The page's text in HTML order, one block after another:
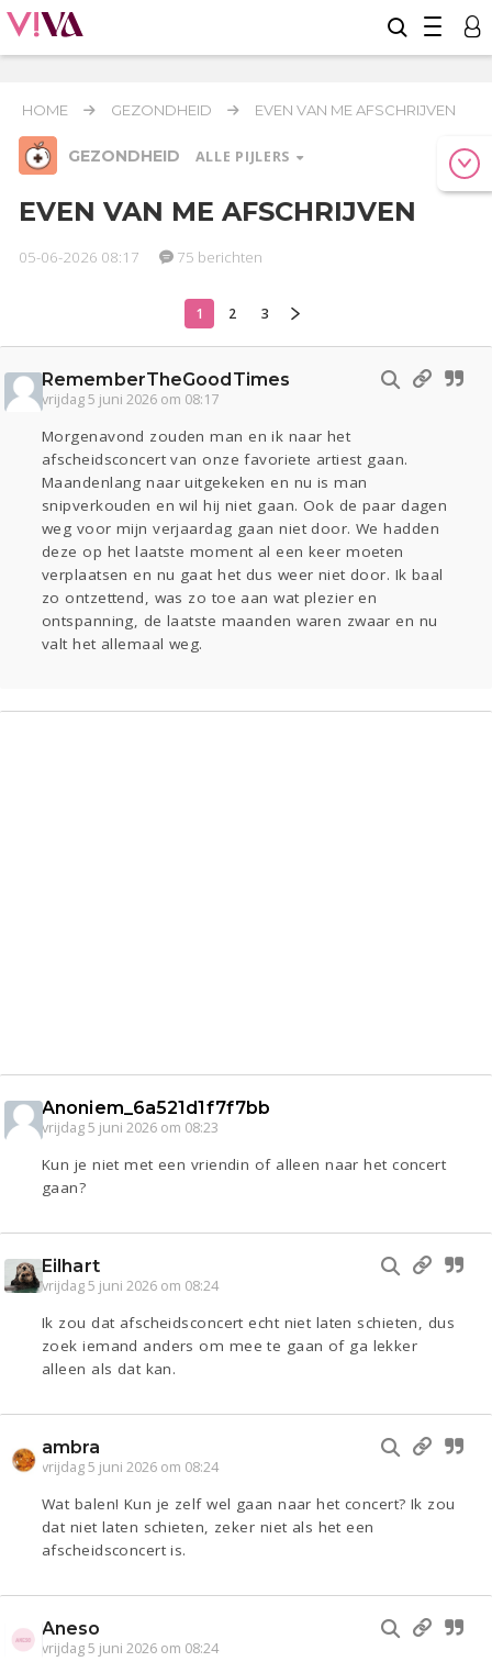
HOME GEZONDHEID EVEN VAN ME AFSCHRIJVEN
GEZONDHEID ALLE PIJLERS
Relaties Werk & Studie
Gezondheid
Actueel Oekraïne Entertainment
Lijf & Lijn
Kinderen
Digi
Zwanger
Psyche Thuis
Sport
Contact Viva zoekt
Aangeboden
Lezen
EVEN VAN ME AFSCHRIJVEN
05-06-2026 08:17 75 berichten
1 2 3
RememberTheGoodTimes
vrijdag 5 juni 2026 om 08:17
Morgenavond zouden man en ik naar het
afscheidsconcert van onze favoriete artiest gaan.
Maandenlang naar uitgekeken en nu is man
snipverkouden en wil hij niet gaan. Ook de paar dagen
weg voor mijn verjaardag gaan niet door. We hadden
deze op het laatste moment al een keer moeten
verplaatsen en nu gaat het dus weer niet door. Ik baal
zo ontzettend, was zo toe aan wat plezier en
ontspanning, de laatste maanden waren zwaar en nu
valt het allemaal weg.
Anoniem_6a521d1f7f7bb
vrijdag 5 juni 2026 om 08:23
Kun je niet met een vriendin of alleen naar het concert
gaan?
Eilhart
vrijdag 5 juni 2026 om 08:24
Ik zou dat afscheidsconcert echt niet laten schieten, dus
zoek iemand anders om mee te gaan of ga lekker
alleen als dat kan.
ambra
vrijdag 5 juni 2026 om 08:24
Wat balen! Kun je zelf wel gaan naar het concert? Ik zou
dat niet laten schieten, zeker niet als het een
afscheidsconcert is.
Aneso
vrijdag 5 juni 2026 om 08:24